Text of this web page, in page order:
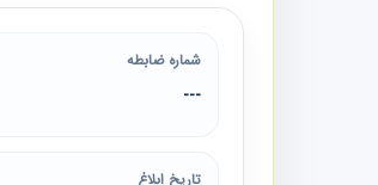
شماره ضابطه
---
تاریخ ابلاغ